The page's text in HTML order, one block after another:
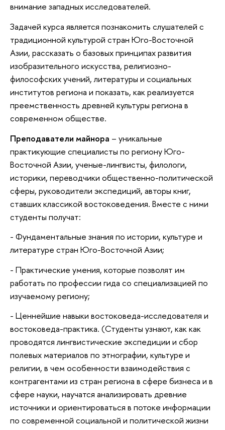
внимание западных исследователей.
Задачей курса является познакомить слушателей с
традиционной культурой стран Юго-Восточной
Азии, рассказать о базовых принципах развития
изобразительного искусства, религиозно-
философских учений, литературы и социальных
институтов региона и показать, как реализуется
преемственность древней культуры региона в
современном обществе.
Преподаватели майнора – уникальные
практикующие специалисты по региону Юго-
Восточной Азии, ученые-лингвисты, филологи,
историки, переводчики общественно-политической
сферы, руководители экспедиций, авторы книг,
ставших классикой востоковедения. Вместе с ними
студенты получат:
- Фундаментальные знания по истории, культуре и
литературе стран Юго-Восточной Азии;
- Практические умения, которые позволят им
работать по профессии гида со специализацией по
изучаемому региону;
- Ценнейшие навыки востоковеда-исследователя и
востоковеда-практика. (Студенты узнают, как как
проводятся лингвистические экспедиции и сбор
полевых материалов по этнографии, культуре и
религии, в чем особенности взаимодействия с
контрагентами из стран региона в сфере бизнеса и в
сфере науки, научатся анализировать древние
источники и ориентироваться в потоке информации
по современной социальной и политической жизни